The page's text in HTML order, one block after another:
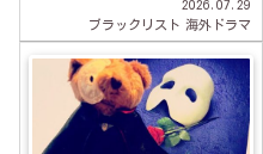
2026.07.29
ブラックリスト 海外ドラマ